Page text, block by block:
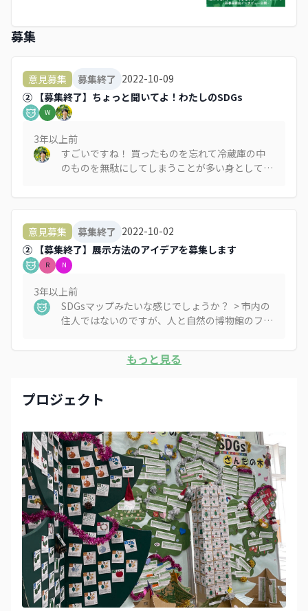
募集
意見募集 募集終了 2022-10-09
② 【募集終了】ちょっと聞いてよ！わたしのSDGs
W
3年以上前
すごいですね！ 買ったものを忘れて冷蔵庫の中
のものを無駄にしてしまうことが多い身として
「今日か明日、○○が食べたいな～」と食事を準
備してくれる母に献立の提案をしています。小さ
いけど続けられることを探しています。
意見募集 募集終了 2022-10-02
② 【募集終了】展示方法のアイデアを募集します
R N
3年以上前
SDGsマップみたいな感じでしょうか？ > 市内の
住人ではないのですが、人と自然の博物館のファ
して、中に 「三田市の魅力・情報マップ」
https://pc.tamemap.net/2821901/custom_map/map
SDGsの情報が見れて嬉しいです 🙆‍♂️
もっと見る
プロジェクト